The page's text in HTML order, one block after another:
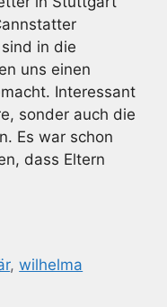
in die
uns einen
Interessant
sonder auch die
Es war schon
dass Eltern
,wilhelma